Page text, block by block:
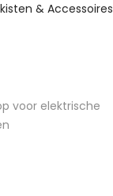
& Accessoires